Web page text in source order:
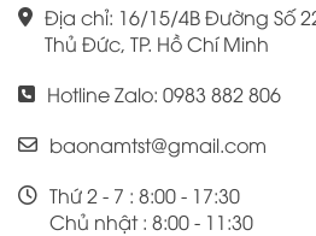
Địa chỉ: 16/15/4B Đường Số
Thủ Đức, TP. Hồ Chí Minh
Hotline Zalo: 0983 882 806
baonamtst@gmail.com
Thứ 2 - 7 : 8:00 - 17:30
Chủ nhật : 8:00 - 11:30